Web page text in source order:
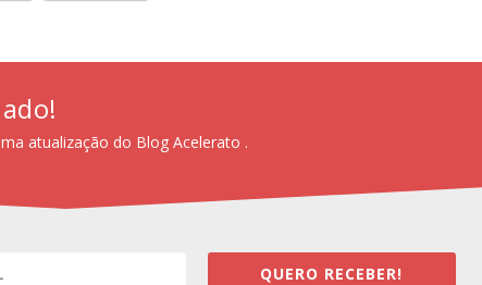
atualização do Blog Acelerato .
QUERO RECEBER!